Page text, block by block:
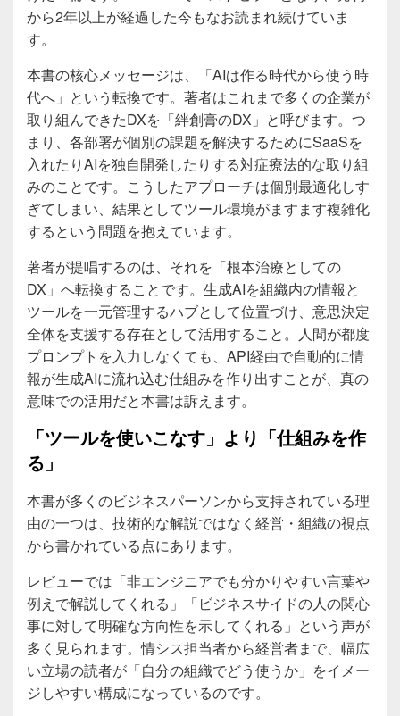
から2年以上が経過した今もなお読まれ続けていま
す。
本書の核心メッセージは、「AIは作る時代から使う時
代へ」という転換です。著者はこれまで多くの企業が
取り組んできたDXを「絆創膏のDX」と呼びます。つ
まり、各部署が個別の課題を解決するためにSaaSを
入れたりAIを独自開発したりする対症療法的な取り組
みのことです。こうしたアプローチは個別最適化しす
ぎてしまい、結果としてツール環境がますます複雑化
するという問題を抱えています。
著者が提唱するのは、それを「根本治療としての
DX」へ転換することです。生成AIを組織内の情報と
ツールを一元管理するハブとして位置づけ、意思決定
全体を支援する存在として活用すること。人間が都度
プロンプトを入力しなくても、API経由で自動的に情
報が生成AIに流れ込む仕組みを作り出すことが、真の
意味での活用だと本書は訴えます。
「ツールを使いこなす」より「仕組みを作
る」
本書が多くのビジネスパーソンから支持されている理
由の一つは、技術的な解説ではなく経営・組織の視点
から書かれている点にあります。
レビューでは「非エンジニアでも分かりやすい言葉や
例えで解説してくれる」「ビジネスサイドの人の関心
事に対して明確な方向性を示してくれる」という声が
多く見られます。情シス担当者から経営者まで、幅広
い立場の読者が「自分の組織でどう使うか」をイメー
ジしやすい構成になっているのです。